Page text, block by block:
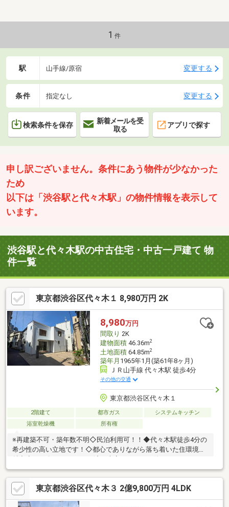
ージで快適なカーライフを。■屋上ルーフバルコニー40帖以上で
開放的なプライベート空間を満喫できます。【無料】お車送迎サ
1 件
駅 山手線/原宿 変更する
条件 指定なし 変更する
検索条件を保存
新着メールを受
取る
アプリで探す
申し訳ございません。条件にあう物件が少なかった
ため
以下は「渋谷駅と代々木駅」の物件情報を表示して
います。
渋谷駅と代々木駅の中古住宅・中古一戸建て 物
件一覧
東京都渋谷区代々木１ 8,980万円 2K
8,980万円
間取り 2K
建物面積46.36m2
土地面積64.85m2
築年月 1965年1月(築61年8ヶ月)
ＪＲ山手線 代々木駅 徒歩4分
その他の交通
東京都渋谷区代々木１
2階建て 都市ガス
システムキッチン
浴室乾燥機
所有権
※再建築不可・築年数不明◇民泊利用可！！◆代々木駅徒歩4分の
希少性の高い立地です！◇都心でありながら落ち着いた住環境が
ーニング済みです！◇マンション中心エリアでは珍しい木造2階
建ての戸建！！◆独立性・プライバシー性を確保できるお住まい
です◇使い勝手の良い2Kプランで単身・DINKS・セカンドハウス
に最適◆代官山・恵比寿・渋谷が生活圏となる高い利便性が魅力
東京都渋谷区代々木３ 2億9,800万円 4LDK